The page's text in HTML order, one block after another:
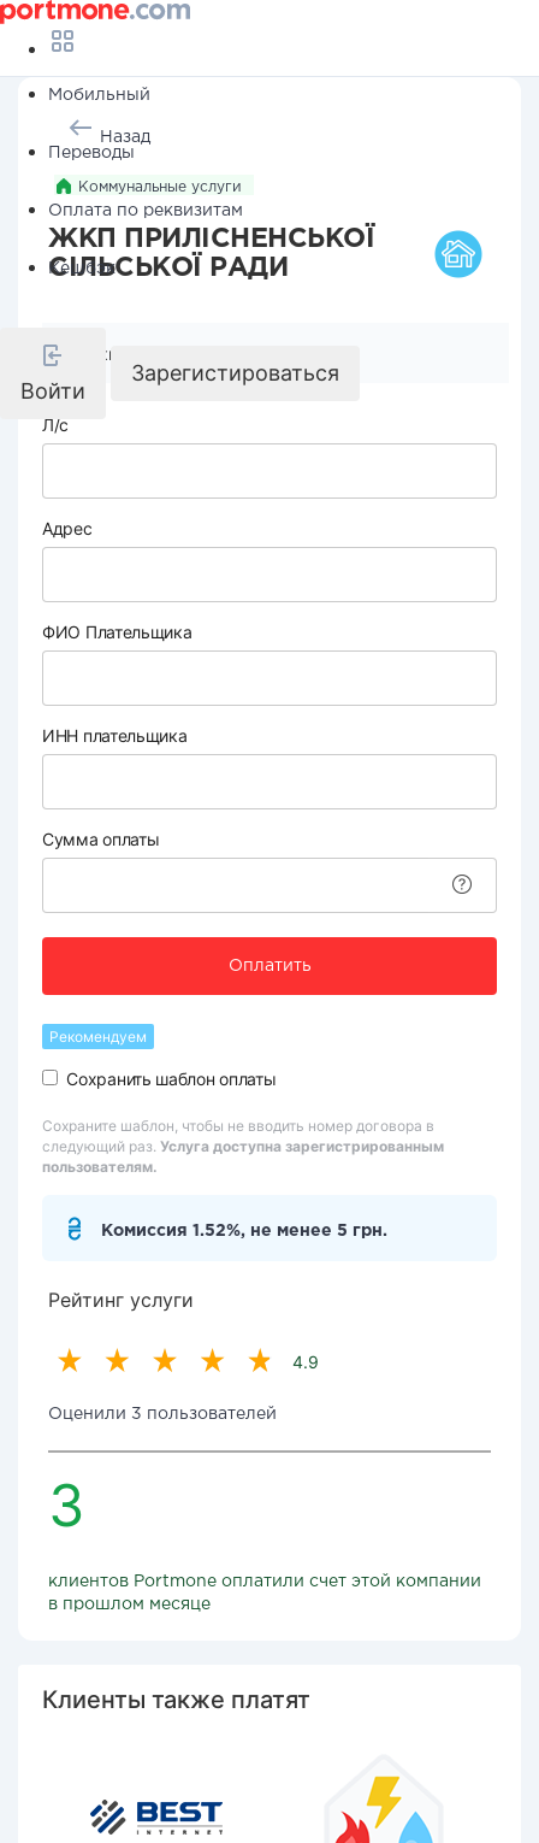
Мобильный
Переводы
Оплата по реквизитам
Кешбэк
Войти
Зарегистироваться
Назад
Коммунальные услуги
ЖКП ПРИЛІСНЕНСЬКОЇ
СІЛЬСЬКОЇ РАДИ
Реквизиты компании
Л/с
Адрес
ФИО Плательщика
ИНН плательщика
Сумма оплаты
Оплатить
Рекомендуем
Сохранить шаблон оплаты
Сохраните шаблон, чтобы не вводить номер договора в
следующий раз. Услуга доступна зарегистрированным
пользователям.
Комиссия 1.52%, не менее 5 грн.
Рейтинг услуги
4.9
Оценили 3 пользователей
3
клиентов Portmone оплатили счет этой компании
в прошлом месяце
Клиенты также платят